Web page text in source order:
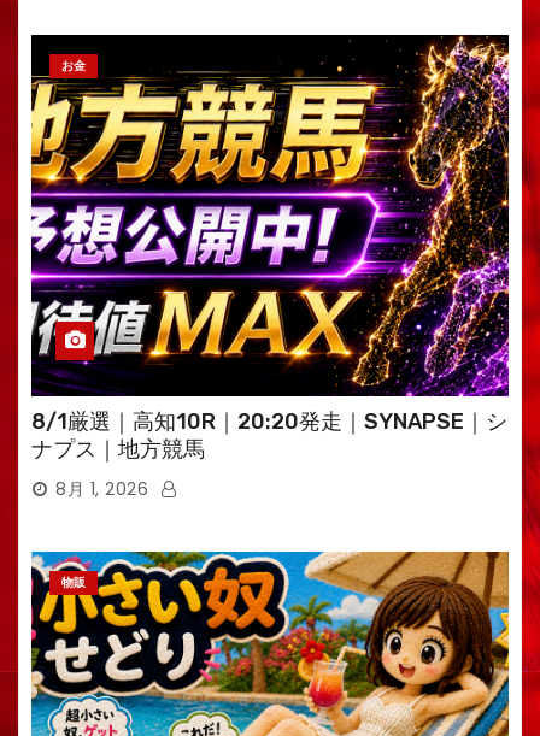
お金
8/1厳選｜高知10R｜20:20発走｜SYNAPSE｜シ
ナプス｜地方競馬
8月 1, 2026
物販